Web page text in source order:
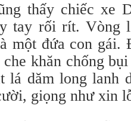
thấy chiếc xe
tay rối rít. Vòng
một đứa con gái.
khăn chống
lá dăm long lanh
giọng như xin